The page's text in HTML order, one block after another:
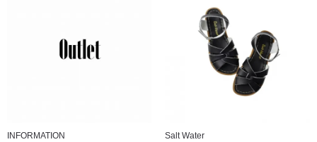
INFORMATION
Salt Water